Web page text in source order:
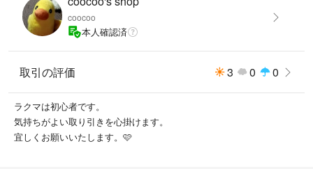
coocoo
本人確認済
取引の評価 3 0 0
ラクマは初心者です。
気持ちがよい取り引きを心掛けます。
宜しくお願いいたします。🩷